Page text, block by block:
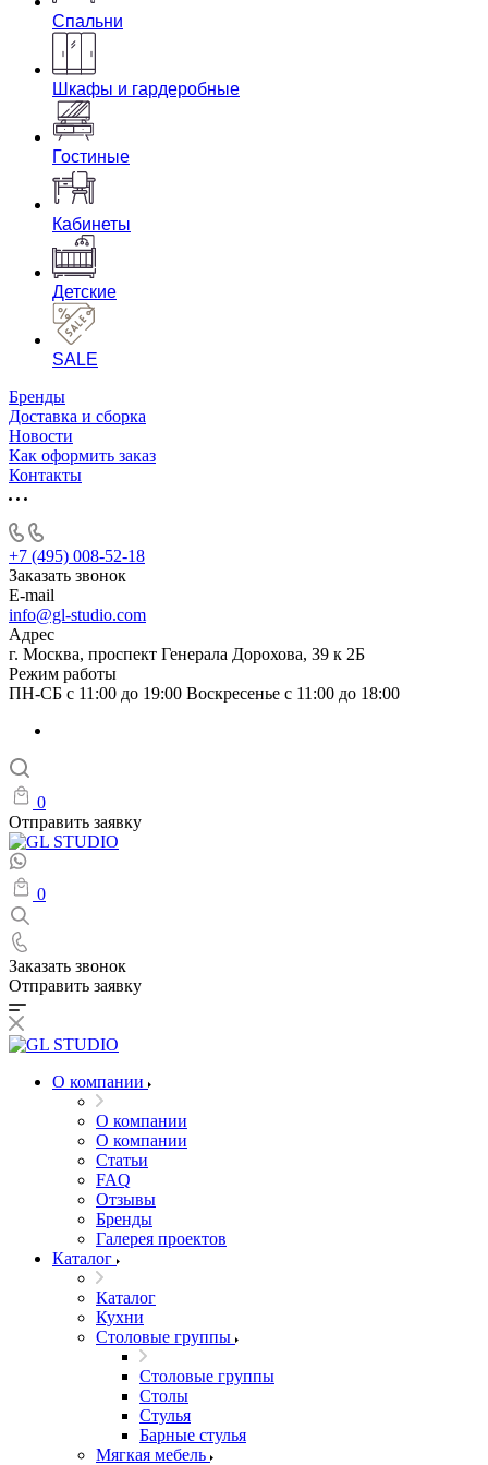
Спальни
Шкафы и гардеробные
Гостиные
Кабинеты
Детские
SALE
Бренды
Доставка и сборка
Новости
Как оформить заказ
Контакты
+7 (495) 008-52-18
Заказать звонок
E-mail
info@gl-studio.com
Адрес
г. Москва, проспект Генерала Дорохова, 39 к 2Б
Режим работы
ПН-СБ с 11:00 до 19:00 Воскресенье с 11:00 до 18:00
0
Отправить заявку
0
Заказать звонок
Отправить заявку
О компании
О компании
О компании
Статьи
FAQ
Отзывы
Бренды
Галерея проектов
Каталог
Каталог
Кухни
Столовые группы
Столовые группы
Столы
Стулья
Барные стулья
Мягкая мебель